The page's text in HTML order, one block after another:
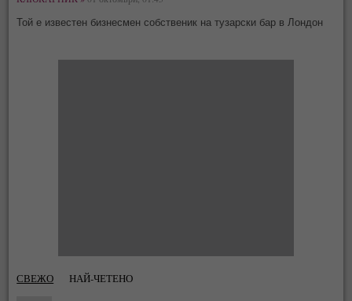
Той е известен бизнесмен собственик на тузарски бар в Лондон
СВЕЖО НАЙ-ЧЕТЕНО